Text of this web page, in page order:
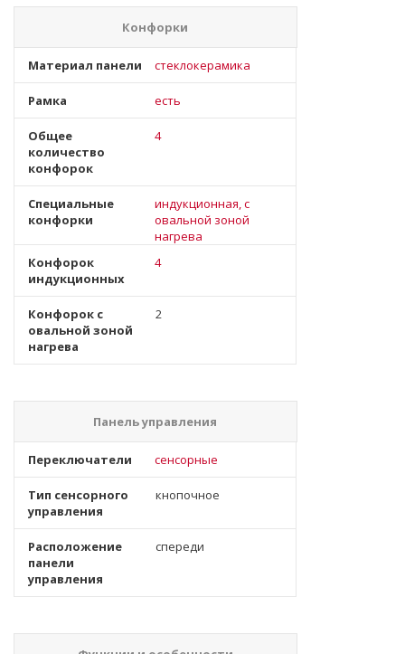
Конфорки
Материал панели стеклокерамика
Рамка есть
Общее
количество
конфорок
4
Специальные
конфорки
индукционная, с
овальной зоной
нагрева
Конфорок
индукционных
4
Конфорок с
овальной зоной
нагрева
2
Панель управления
Переключатели сенсорные
Тип сенсорного
управления
кнопочное
Расположение
панели
управления
спереди